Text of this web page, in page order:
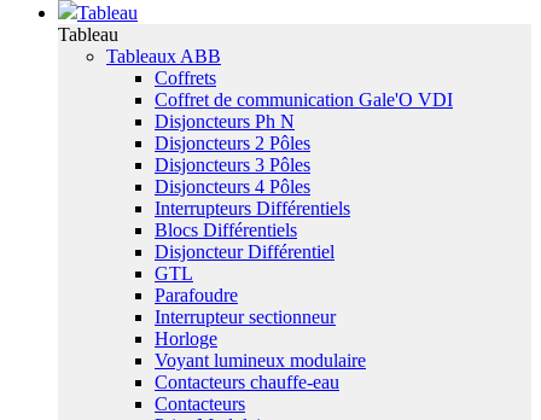
Tableau
Tableau
Tableaux ABB
Coffrets
Coffret de communication Gale'O VDI
Disjoncteurs Ph N
Disjoncteurs 2 Pôles
Disjoncteurs 3 Pôles
Disjoncteurs 4 Pôles
Interrupteurs Différentiels
Blocs Différentiels
Disjoncteur Différentiel
GTL
Parafoudre
Interrupteur sectionneur
Horloge
Voyant lumineux modulaire
Contacteurs chauffe-eau
Contacteurs